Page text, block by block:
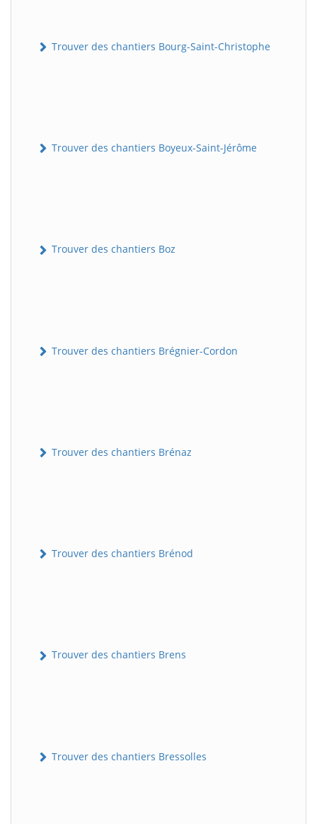
Trouver des chantiers Bourg-Saint-Christophe
Trouver des chantiers Boyeux-Saint-Jérôme
Trouver des chantiers Boz
Trouver des chantiers Brégnier-Cordon
Trouver des chantiers Brénaz
Trouver des chantiers Brénod
Trouver des chantiers Brens
Trouver des chantiers Bressolles